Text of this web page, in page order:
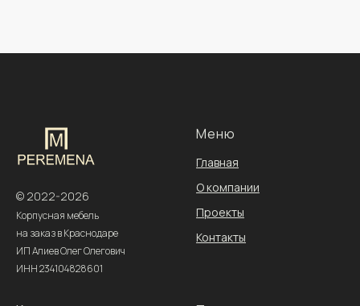
© 2022-2026
Корпусная мебель
на заказ в Краснодаре
ИП Алиев Олег Олегович
ИНН 234104828601
Меню
Главная
О компании
Проекты
Контакты